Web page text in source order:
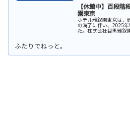
【休館中】百段階
園東京
ホテル雅叙園東京は、
の満了に伴い、2025
た。株式会社目黒雅叙